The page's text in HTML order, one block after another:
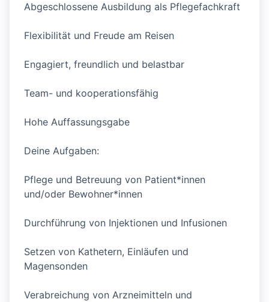
Abgeschlossene Ausbildung als Pflegefachkraft
Flexibilität und Freude am Reisen
Engagiert, freundlich und belastbar
Team- und kooperationsfähig
Hohe Auffassungsgabe
Deine Aufgaben:
Pflege und Betreuung von Patient*innen
und/oder Bewohner*innen
Durchführung von Injektionen und Infusionen
Setzen von Kathetern, Einläufen und
Magensonden
Verabreichung von Arzneimitteln und